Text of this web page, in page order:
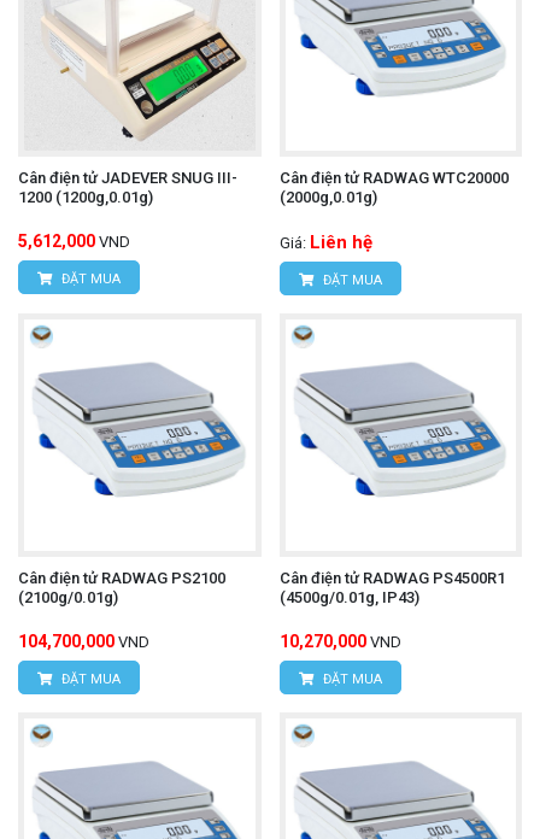
Cân điện tử JADEVER SNUG III-
1200 (1200g,0.01g)
5,612,000 VND
ĐẶT MUA
Cân điện tử RADWAG WTC20000
(2000g,0.01g)
Giá: Liên hệ
ĐẶT MUA
Cân điện tử RADWAG PS2100
(2100g/0.01g)
104,700,000 VND
ĐẶT MUA
Cân điện tử RADWAG PS4500R1
(4500g/0.01g, IP43)
10,270,000 VND
ĐẶT MUA